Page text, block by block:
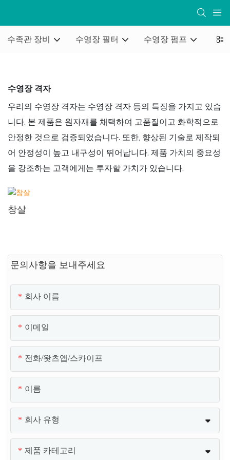
수족관 장비 수영장 필터 수영장 펌프 수
문의사항을 보내주세요
회사 이름
이메일
전화/왓츠앱/스카이프
이름
회사 유형
제품 카테고리
수영장 격자
우리의 수영장 격자는 수영장 격자 등의 특징을 가지고 있습
니다. 본 제품은 원자재를 채택하여 고품질이고 화학적으로
안정한 것으로 검증되었습니다. 또한, 향상된 기술로 제작되
어 안정성이 높고 내구성이 뛰어납니다. 제품 가치의 중요성
을 강조하는 고객에게는 투자할 가치가 있습니다.
창살